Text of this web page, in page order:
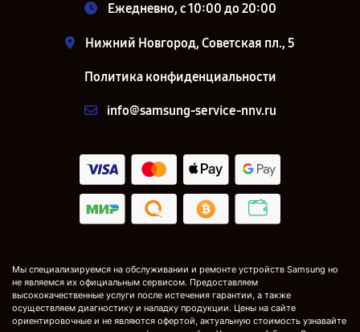
Ежедневно, с 10:00 до 20:00
Нижний Новгород, Советская пл., 5
Политика конфиденциальности
info@samsung-service-nnv.ru
Мы специализируемся на обслуживании и ремонте устройств Samsung но
не являемся их официальным сервисом. Предоставляем
высококачественные услуги после истечения гарантии, а также
осуществляем диагностику и наладку продукции. Цены на сайте
ориентировочные и не являются офертой, актуальную стоимость узнавайте